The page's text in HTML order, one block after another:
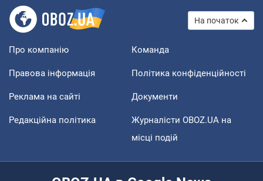
На початок
Про компанію Команда
Правова інформація Політика конфіденційності
Реклама на сайті Документи
Редакційна політика
Журналісти OBOZ.UA на
місці подій